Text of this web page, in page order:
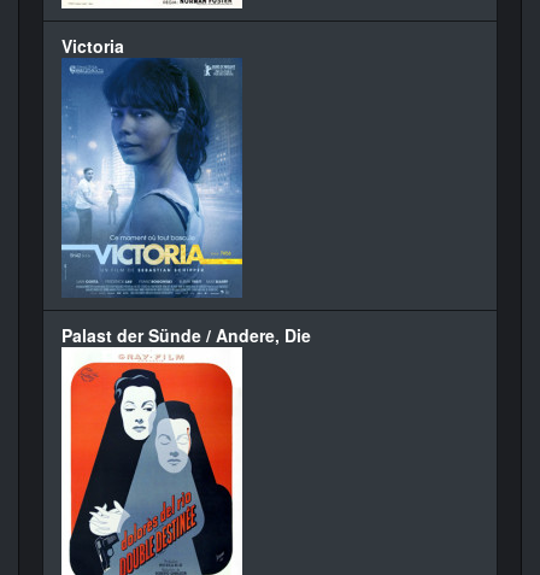
Victoria
Palast der Sünde / Andere, Die